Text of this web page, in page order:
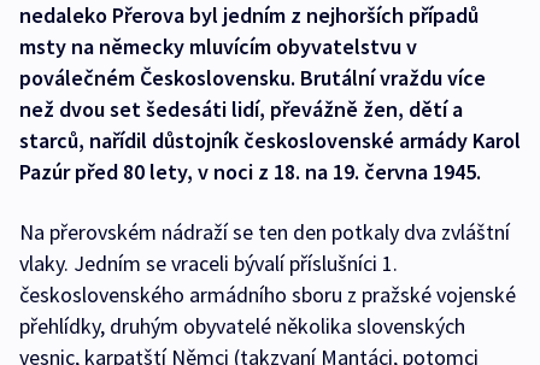
nedaleko Přerova byl jedním z nejhorších případů
msty na německy mluvícím obyvatelstvu v
poválečném Československu. Brutální vraždu více
než dvou set šedesáti lidí, převážně žen, dětí a
starců, nařídil důstojník československé armády Karol
Pazúr před 80 lety, v noci z 18. na 19. června 1945.
Na přerovském nádraží se ten den potkaly dva zvláštní
vlaky. Jedním se vraceli bývalí příslušníci 1.
československého armádního sboru z pražské vojenské
přehlídky, druhým obyvatelé několika slovenských
vesnic, karpatští Němci (takzvaní Mantáci, potomci